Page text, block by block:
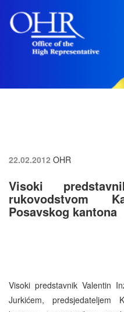
22.02.2012 OHR
Visoki
rukovodstvom
Posavskog kantona
Visoki predstavnik Valentin
Jurkićem, predsjedateljem